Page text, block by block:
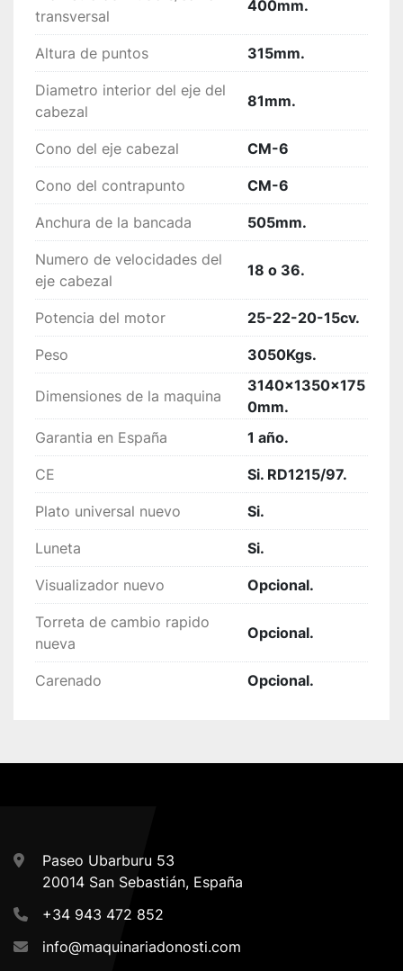
transversal
400mm.
Altura de puntos 315mm.
Diametro interior del eje del
cabezal
81mm.
Cono del eje cabezal CM-6
Cono del contrapunto CM-6
Anchura de la bancada 505mm.
Numero de velocidades del
eje cabezal
18 o 36.
Potencia del motor 25-22-20-15cv.
Peso 3050Kgs.
Dimensiones de la maquina
3140x1350x175
0mm.
Garantia en España
1 año.
CE Si. RD1215/97.
Plato universal nuevo Si.
Luneta Si.
Visualizador nuevo Opcional.
Torreta de cambio rapido
nueva
Opcional.
Carenado Opcional.
Paseo Ubarburu 53
20014 San Sebastián, España
+34 943 472 852
info@maquinariadonosti.com